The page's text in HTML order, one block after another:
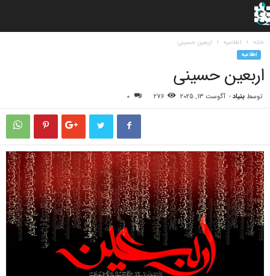
خانه اطلاعیه اربعین حسینی
اطلاعیه
اربعین حسینی
توسط بنیاد- آگوست 13, 2025 276
0